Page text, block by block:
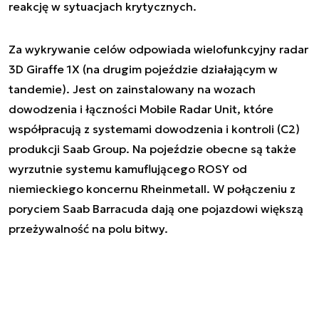
reakcję w sytuacjach krytycznych.
Za wykrywanie celów odpowiada wielofunkcyjny radar
3D Giraffe 1X (na drugim pojeździe działającym w
tandemie). Jest on zainstalowany na wozach
dowodzenia i łączności Mobile Radar Unit, które
współpracują z systemami dowodzenia i kontroli (C2)
produkcji Saab Group. Na pojeździe obecne są także
wyrzutnie systemu kamuflującego ROSY od
niemieckiego koncernu Rheinmetall. W połączeniu z
poryciem Saab Barracuda dają one pojazdowi większą
przeżywalność na polu bitwy.